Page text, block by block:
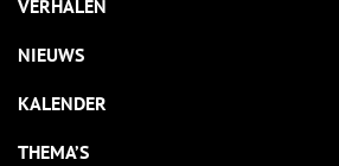
VERHALEN
NIEUWS
KALENDER
THEMA’S